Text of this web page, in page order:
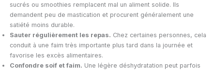
sucrés ou smoothies remplacent mal un aliment solide. Ils
demandent peu de mastication et procurent généralement une
satiété moins durable.
Sauter régulièrement les repas. Chez certaines personnes, cela
conduit à une faim très importante plus tard dans la journée et
favorise les excès alimentaires.
Confondre soif et faim. Une légère déshydratation peut parfois